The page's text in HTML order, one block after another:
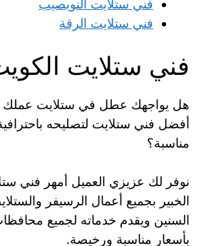
فني ستلايت النويصيب
فني ستلايت الرقة
فني ستلايت
هل يواجهك عطل في ستلايت
أفضل فني ستلايت لتصليحه
مناسبة؟
نوفر لك عزيزي العميل أمهر فني
الخبير بجميع أعمال الرسيفر
السنين ويقدم خدماته لجميع
بأسعار مناسبة ورخيصة.